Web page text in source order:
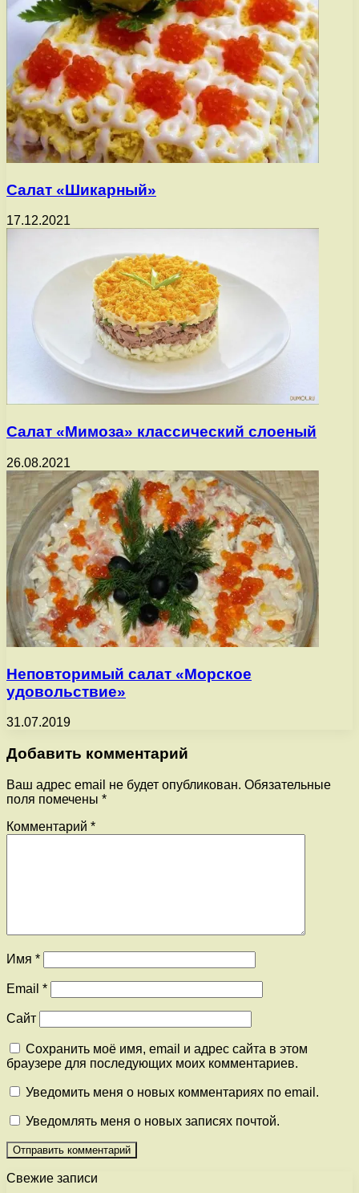
Салат «Шикарный»
17.12.2021
Салат «Мимоза» классический слоеный
26.08.2021
Неповторимый салат «Морское
удовольствие»
31.07.2019
Добавить комментарий
Ваш адрес email не будет опубликован. Обязательные
поля помечены *
Комментарий *
Имя *
Email *
Сайт
Сохранить моё имя, email и адрес сайта в этом
браузере для последующих моих комментариев.
Уведомить меня о новых комментариях по email.
Уведомлять меня о новых записях почтой.
Свежие записи